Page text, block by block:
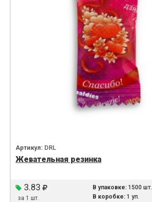
Артикул: DRL
Жевательная резинка
3.83
за 1 шт.
В упаковке:1500 шт.
В коробке:1 уп.